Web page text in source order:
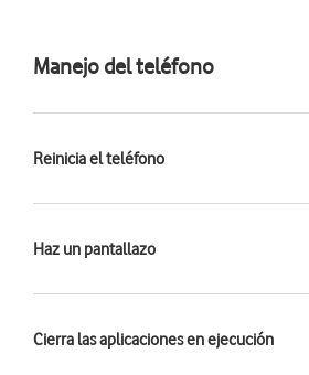
Manejo del teléfono
Reinicia el teléfono
Haz un pantallazo
Cierra las aplicaciones en ejecución